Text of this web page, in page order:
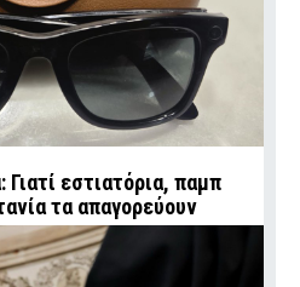
εστιατόρια, παμπ
τα απαγορεύουν